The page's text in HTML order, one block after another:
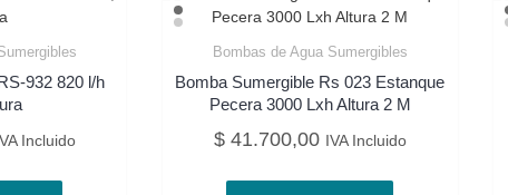
932 820 l/h
Incluido
Bombas de Agua Sumergibles
Bomba Sumergible Rs 023 Estanque
Pecera 3000 Lxh Altura 2 M
$41.700,00 IVA Incluido